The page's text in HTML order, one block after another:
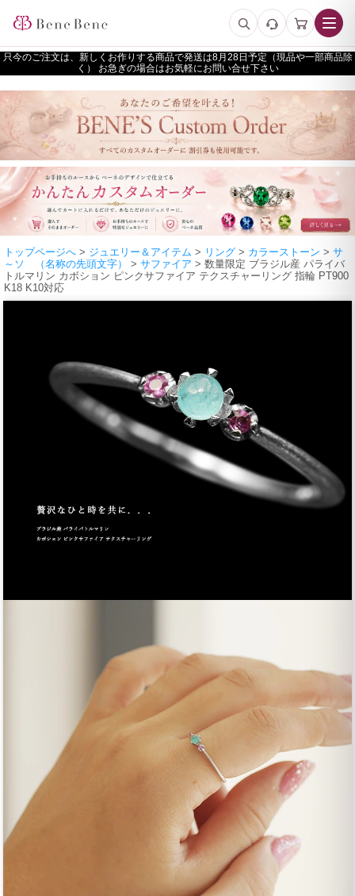
只今のご注文は、新しくお作りする商品で発送は
予定（現品や一部商品除
く） お急ぎの場合はお気軽にお問い合せ下さい
トップページへ > ジュエリー＆アイテム > リング > カラーストーン > サ
～ソ （名称の先頭文字）
> サファイア > 数量限定 ブラジル産 パライバ
トルマリン カボション ピンクサファイア テクスチャーリング 指輪 PT900
K18 K10対応